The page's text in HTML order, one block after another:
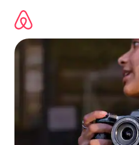
direct
naar
inhoud